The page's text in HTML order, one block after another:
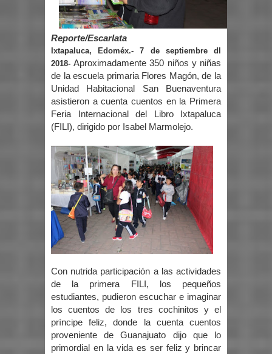
Reporte/Escarlata
Ixtapaluca, Edoméx.- 7 de septiembre dl
2018- Aproximadamente 350 niños y niñas
de la escuela primaria Flores Magón, de la
Unidad Habitacional San Buenaventura
asistieron a cuenta cuentos en la Primera
Feria Internacional del Libro Ixtapaluca
(FILI), dirigido por Isabel Marmolejo.
Con nutrida participación a las actividades
de la primera FILI, los pequeños
estudiantes, pudieron escuchar e imaginar
los cuentos de los tres cochinitos y el
príncipe feliz, donde la cuenta cuentos
proveniente de Guanajuato dijo que lo
primordial en la vida es ser feliz y brincar